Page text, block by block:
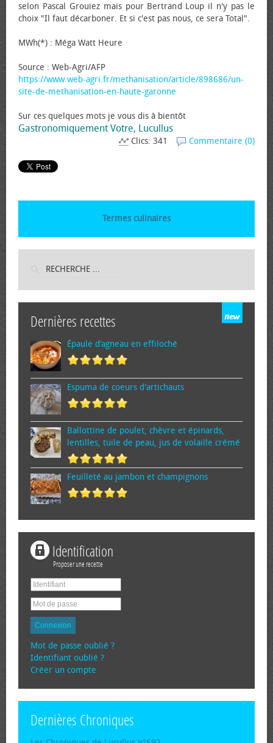
selon Pascal Grouiez mais pour Bertrand Loup il n'y pas le
choix "Il faut décarboner. Et si c'est pas nous, ce sera Total".
MWh(*) : Méga Watt Heure
Source : Web-Agri/AFP
https://www.web-agri.fr/methanisation/article/898686/un-
site-de-methanisation-en-haute-garonne
Sur ces quelques mots je vous dis à bientôt
Gastronomiquement Votre, Lucullus
Commentaire (0)
Clics: 341
Termes culinaires
Dernières recettes
Épaule d’agneau en effiloché
Espuma de cœurs d'artichauts
Ballottine de poulet, chèvre et épinards,
lentilles, tuile de peau, jus de volaille crémé
Feuilleté au jambon et champignons
Identification
Proposer une recette
Connexion
Mot de passe oublié ?
Identifiant oublié ?
Créer un compte
Dernières Chroniques